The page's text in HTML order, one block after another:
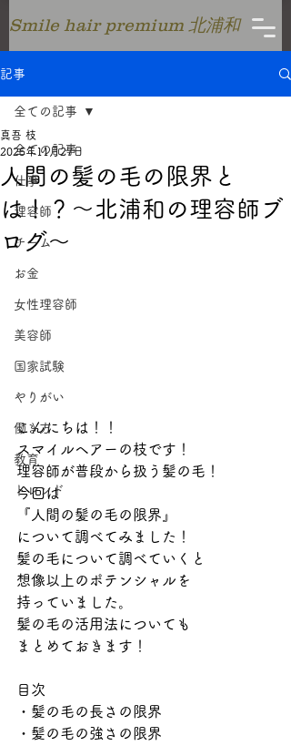
Smile hair premium 北浦和
記事
全ての記事
仕事
理容師
チーム
お金
女性理容師
美容師
国家試験
やりがい
働き方
教育
トレンド
全ての記事
人間の髪の毛の限界と
は！？〜北浦和の理容師ブ
ログ〜
真吾 枝
2025年11月27日
こんにちは！！
スマイルヘアーの枝です！
理容師が普段から扱う髪の毛！
今回は
『人間の髪の毛の限界』
について調べてみました！
髪の毛について調べていくと
想像以上のポテンシャルを
持っていました。
髪の毛の活用法についても
まとめておきます！
目次
・髪の毛の長さの限界
・髪の毛の強さの限界